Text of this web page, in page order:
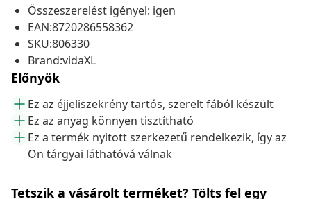
Összeszerelést igényel: igen
EAN:8720286558362
SKU:806330
Brand:vidaXL
Előnyök
Ez az éjjeliszekrény tartós, szerelt fából készült
Ez az anyag könnyen tisztítható
Ez a termék nyitott szerkezetű rendelkezik, így az
Ön tárgyai láthatóvá válnak
Tetszik a vásárolt terméket? Tölts fel egy